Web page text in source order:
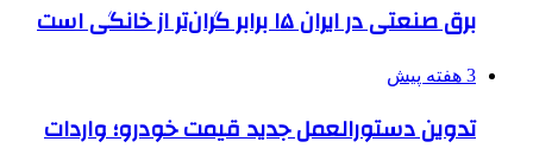
برق صنعتی در ایران ۱۵ برابر گران‌تر از خانگی است
3 هفته پیش
تدوین دستورالعمل جدید قیمت خودرو؛ واردات